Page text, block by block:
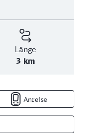
Länge
3 km
Anreise